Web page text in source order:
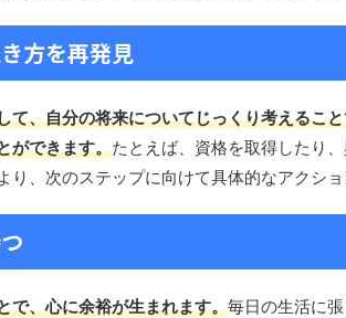
方を再発見
て、自分の将来についてじっくり考えるこ
ができます。たとえば、資格を取得したり
り、次のステップに向けて具体的なアクショ
で、心に余裕が生まれます。毎日の生活に